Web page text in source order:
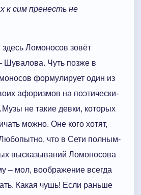
к сим пренесть не
Ломоносов зовёт
Шувалова. Чуть позже в
формулирует один из
афоризмов на поэтически-
не такие девки, которых
можно. Оне кого хотят,
что в Cети полным-
высказываний Ломоносова
– мол, воображение всегда
Какая чушь! Если раньше